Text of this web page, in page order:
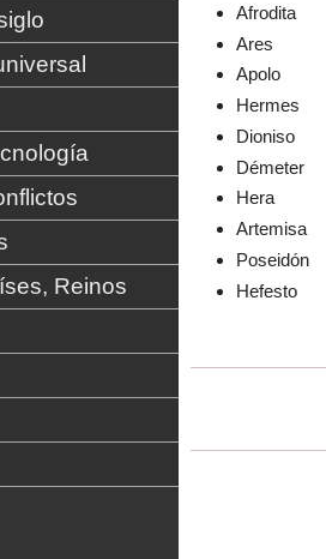
Afrodita
Ares
Apolo
Hermes
Dioniso
Démeter
Hera
Artemisa
Poseidón
Hefesto
Reinos